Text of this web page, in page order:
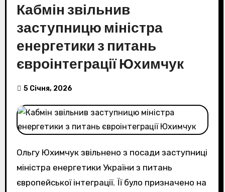
Кабмін звільнив
заступницю міністра
енергетики з питань
євроінтеграції Юхимчук
5 Січня, 2026
Ольгу Юхимчук звільнено з посади заступниці
міністра енергетики України з питань
європейської інтеграції. Її було призначено на